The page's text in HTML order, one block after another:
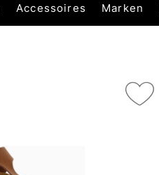
Accessoires Marken